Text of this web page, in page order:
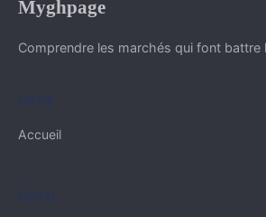
Myghpage
Comprendre les marchés qui font battre
LIENS
Accueil
LÉGAL